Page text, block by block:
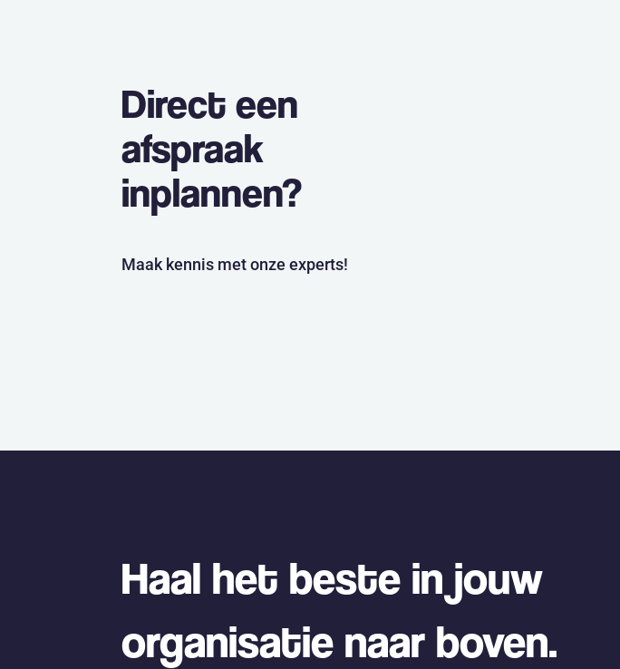
Direct een
afspraak
inplannen?
Maak kennis met onze experts!
Haal het beste in jouw
organisatie naar boven.